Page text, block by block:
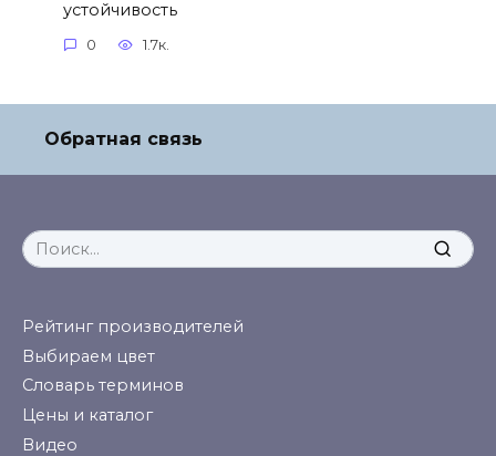
устойчивость
0 1.7к.
Обратная связь
Search
for:
Рейтинг производителей
Выбираем цвет
Словарь терминов
Цены и каталог
Видео